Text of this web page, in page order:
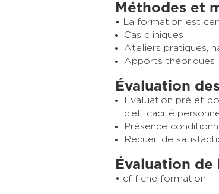
Méthodes et
La formation est
Cas cliniques
Ateliers pratiques,
Apports théoriques
Évaluation
Évaluation pré et
d’efficacité
Présence
Recueil de
Évaluation
cf fiche formation